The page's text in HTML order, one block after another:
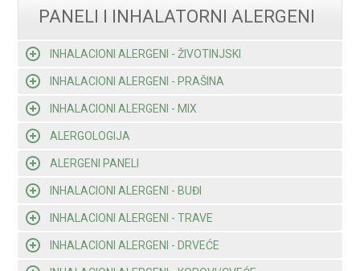
PANELI I INHALATORNI ALERGENI
INHALACIONI ALERGENI - ŽIVOTINJSKI
INHALACIONI ALERGENI - PRAŠINA
INHALACIONI ALERGENI - MIX
ALERGOLOGIJA
ALERGENI PANELI
INHALACIONI ALERGENI - BUĐI
INHALACIONI ALERGENI - TRAVE
INHALACIONI ALERGENI - DRVEĆE